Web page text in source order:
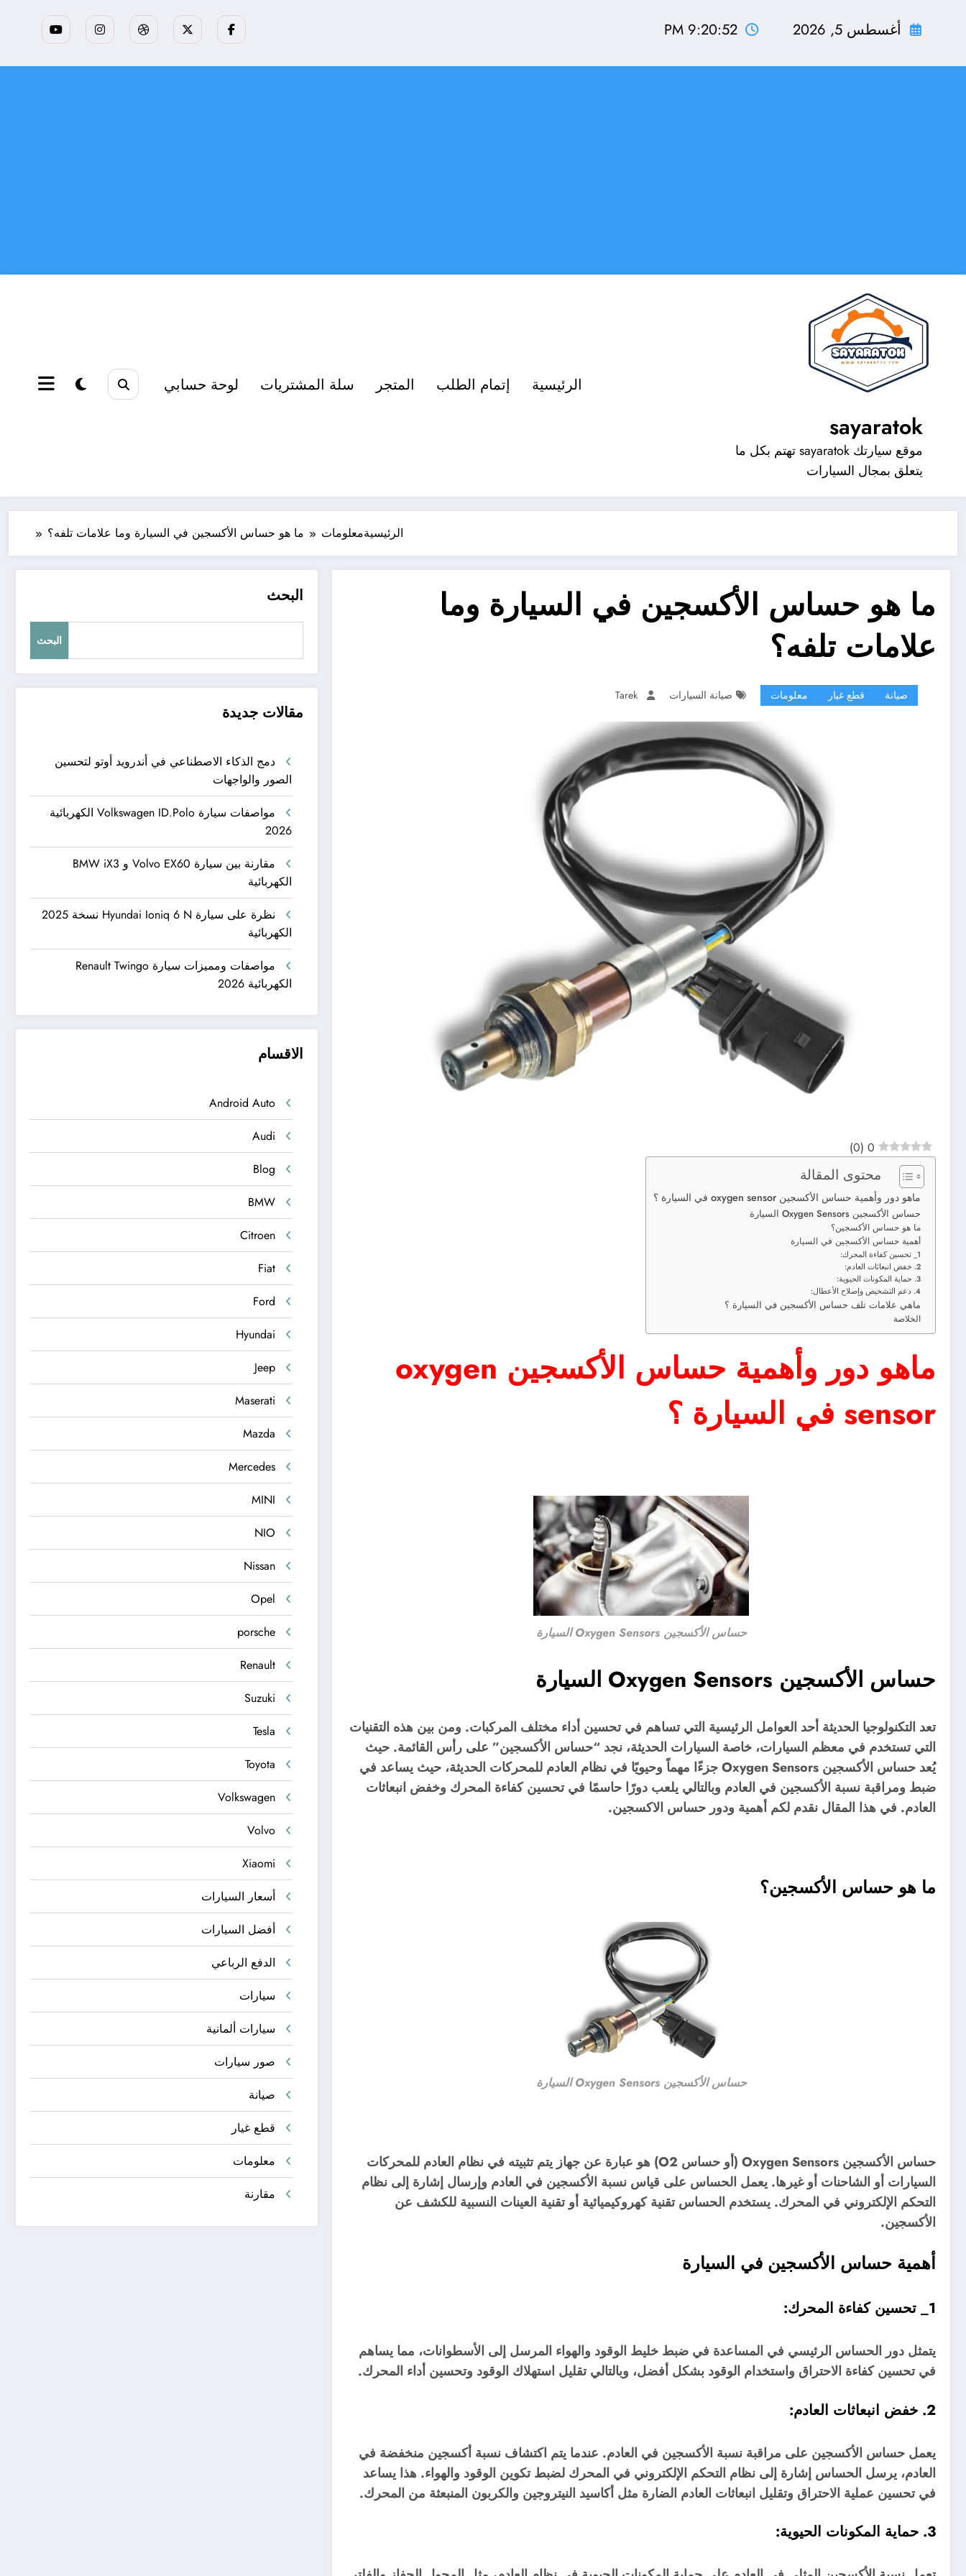
أغسطس 5, 2026 9:20:53 PM
sayaratok
موقع سيارتك sayaratok تهتم بكل ما
يتعلق بمجال السيارات
الرئيسية إتمام الطلب المتجر سلة المشتريات لوحة حسابي
الرئيسيةمعلومات ما هو حساس الأكسجين في السيارة وما علامات تلفه؟
ما هو حساس الأكسجين في السيارة وما
علامات تلفه؟
صيانة قطع غيار معلومات صيانة السيارات Tarek
0
(
0
)
محتوى المقالة
ماهو دور وأهمية حساس الأكسجين oxygen sensor في السيارة ؟
حساس الأكسجين Oxygen Sensors السيارة
ما هو حساس الأكسجين؟
أهمية حساس الأكسجين في السيارة
1_ تحسين كفاءة المحرك:
2. خفض انبعاثات العادم:
3. حماية المكونات الحيوية:
4. دعم التشخيص وإصلاح الأعطال:
ماهي علامات تلف حساس الأكسجين في السيارة ؟
الخلاصة
ماهو دور وأهمية حساس الأكسجين oxygen
sensor في السيارة ؟
حساس الأكسجين Oxygen Sensors السيارة
حساس الأكسجين Oxygen Sensors السيارة
تعد التكنولوجيا الحديثة أحد العوامل الرئيسية التي تساهم في تحسين أداء مختلف المركبات. ومن بين هذه التقنيات
التي تستخدم في معظم السيارات، خاصة السيارات الحديثة، نجد “حساس الأكسجين” على رأس القائمة. حيث
يُعد حساس الأكسجين Oxygen Sensors جزءًا مهماً وحيويًا في نظام العادم للمحركات الحديثة، حيث يساعد في
ضبط ومراقبة نسبة الأكسجين في العادم وبالتالي يلعب دورًا حاسمًا في تحسين كفاءة المحرك وخفض انبعاثات
العادم. في هذا المقال نقدم لكم أهمية ودور حساس الاكسجين.
ما هو حساس الأكسجين؟
حساس الأكسجين Oxygen Sensors السيارة
حساس الأكسجين Oxygen Sensors (أو حساس O2) هو عبارة عن جهاز يتم تثبيته في نظام العادم للمحركات
السيارات أو الشاحنات أو غيرها. يعمل الحساس على قياس نسبة الأكسجين في العادم وإرسال إشارة إلى نظام
التحكم الإلكتروني في المحرك. يستخدم الحساس تقنية كهروكيميائية أو تقنية العينات النسبية للكشف عن
الأكسجين.
أهمية حساس الأكسجين في السيارة
1_ تحسين كفاءة المحرك:
يتمثل دور الحساس الرئيسي في المساعدة في ضبط خليط الوقود والهواء المرسل إلى الأسطوانات، مما يساهم
في تحسين كفاءة الاحتراق واستخدام الوقود بشكل أفضل، وبالتالي تقليل استهلاك الوقود وتحسين أداء المحرك.
2. خفض انبعاثات العادم:
يعمل حساس الأكسجين على مراقبة نسبة الأكسجين في العادم. عندما يتم اكتشاف نسبة أكسجين منخفضة في
العادم، يرسل الحساس إشارة إلى نظام التحكم الإلكتروني في المحرك لضبط تكوين الوقود والهواء. هذا يساعد
في تحسين عملية الاحتراق وتقليل انبعاثات العادم الضارة مثل أكاسيد النيتروجين والكربون المنبعثة من المحرك.
3. حماية المكونات الحيوية:
البحث
البحث
مقالات جديدة
دمج الذكاء الاصطناعي في أندرويد أوتو لتحسين
الصور والواجهات
مواصفات سيارة Volkswagen ID.Polo الكهربائية
2026
مقارنة بين سيارة Volvo EX60 و BMW iX3
الكهربائية
نظرة على سيارة Hyundai Ioniq 6 N نسخة 2025
الكهربائية
مواصفات ومميزات سيارة Renault Twingo
الكهربائية 2026
الاقسام
Android Auto
Audi
Blog
BMW
Citroen
Fiat
Ford
Hyundai
Jeep
Maserati
Mazda
Mercedes
MINI
NIO
Nissan
Opel
porsche
Renault
Suzuki
Tesla
Toyota
Volkswagen
Volvo
Xiaomi
أسعار السيارات
أفضل السيارات
الدفع الرباعي
سيارات
سيارات ألمانية
صور سيارات
صيانة
قطع غيار
معلومات
مقارنة